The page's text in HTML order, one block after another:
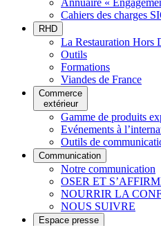
Annuaire «
Cahiers des charges
RHD
La Restauration Hors
Outils
Formations
Viandes de France
Commerce
extérieur
Gamme de produits
Evénements à
Outils de
Communication
Notre communication
OSER ET
NOURRIR LA
NOUS SUIVRE
Espace presse